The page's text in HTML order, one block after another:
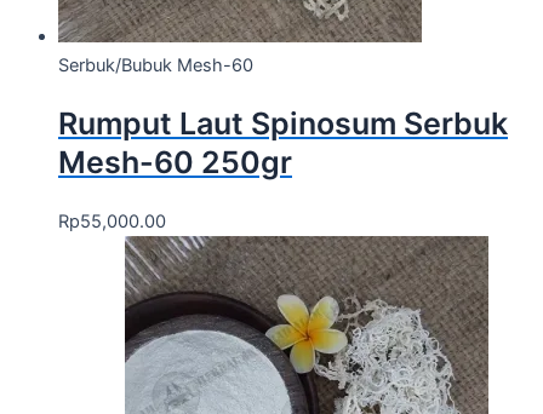
Serbuk/Bubuk Mesh-60
Rumput Laut Spinosum Serbuk
Mesh-60 250gr
Rp55,000.00